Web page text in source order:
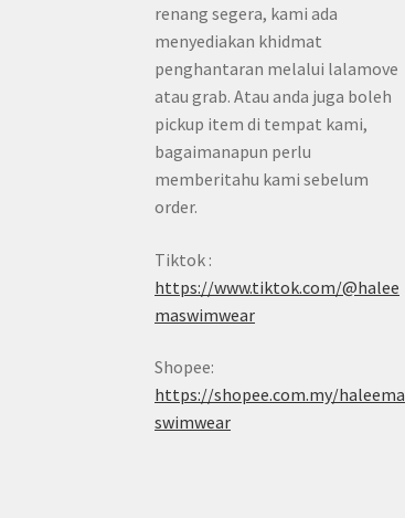
renang segera, kami ada
menyediakan khidmat
penghantaran melalui lalamove
atau grab. Atau anda juga boleh
pickup item di tempat kami,
bagaimanapun perlu
memberitahu kami sebelum
order.
https://www.tiktok.com/@halee
maswimwear
Shopee:
https://shopee.com.my/haleema
swimwear